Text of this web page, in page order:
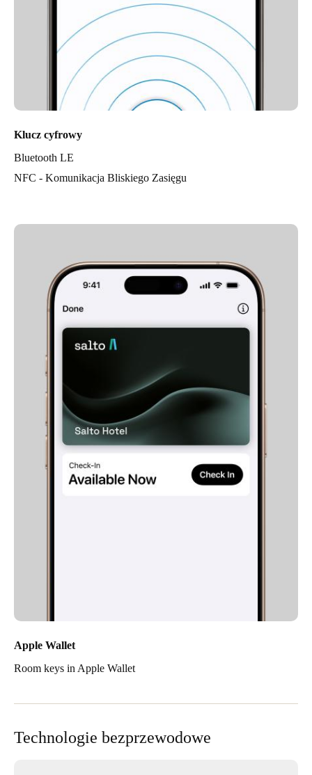
Klucz cyfrowy
Bluetooth LE
NFC - Komunikacja Bliskiego Zasięgu
Apple Wallet
Room keys in Apple Wallet
Technologie bezprzewodowe